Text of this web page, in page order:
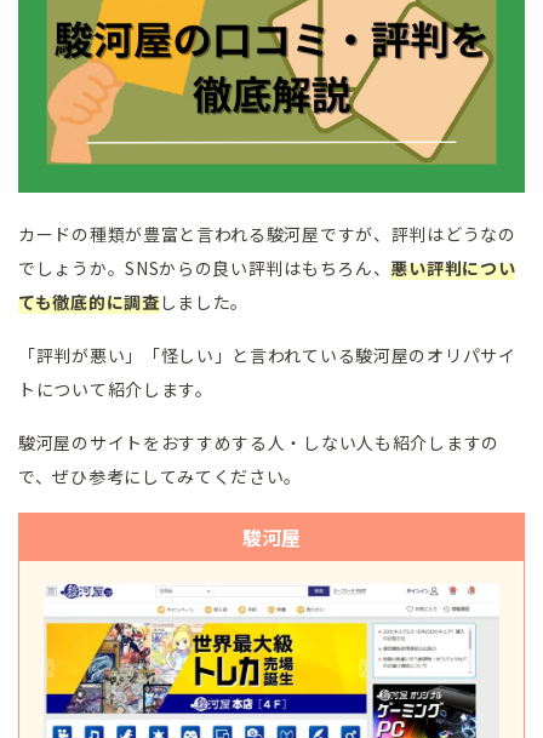
カードの種類が豊富と言われる駿河屋ですが、評判はどうなの
でしょうか。SNSからの良い評判はもちろん、悪い評判につい
ても徹底的に調査しました。
「評判が悪い」「怪しい」と言われている駿河屋のオリパサイ
トについて紹介します。
駿河屋のサイトをおすすめする人・しない人も紹介しますの
で、ぜひ参考にしてみてください。
駿河屋